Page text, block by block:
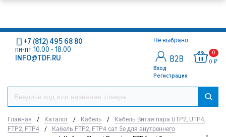
Не выбрано
Вход
Регистрация
0
0 ₽
+7 (812) 495 68 80
пн-пт 10.00 - 18.00
INFO@TDF.RU
Главная / Каталог / Кабель /
Кабель Витая пара UTP2, UTP4,
FTP2, FTP4
/
Кабель FTP2, FTP4 сат 5е для внутреннего